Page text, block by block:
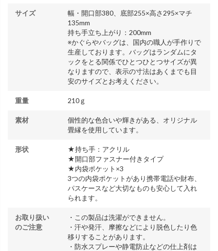
サイズ
幅・開口部380、底部255×高さ295×マチ
135mm
持ち手立ち上がり：200mm
※かぐらやバッグは、国内の職人が手作りで
生産しております。バッグはランダムにタ
ックをとる関係でひとつひとつサイズが異
なりますので、表示の寸法はあくまでも目
安のサイズとお考えください。
重量 210ｇ
素材
個性的な色合いや輝きがある、オリジナル
畳縁を使用しています。
形状
★持ち手：アクリル
★開口部ファスナー付きタイプ
★内袋ポケット×3
3つの内袋ポケットがあり携帯電話や財布、
パスケースなど大切なものも安心して入れ
られます。
お取り扱い
のご注意
・この製品は洗濯ができません。
・汗や発汗、摩擦などにより脱色したり色
移りすることがあります。
・防水スプレーや静電防止などの仕上剤は